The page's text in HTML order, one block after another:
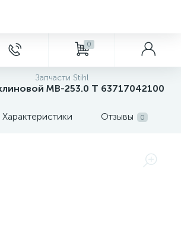
0
Запчасти Stihl
МВ-253.0 Т 63717042100
Характеристики Отзывы 0